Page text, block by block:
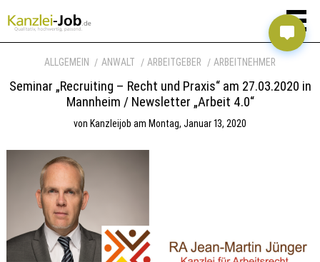
ALLGEMEIN ANWALT ARBEITGEBER ARBEITNEHMER
Seminar „Recruiting – Recht und Praxis“ am 27.03.2020 in
Mannheim / Newsletter „Arbeit 4.0“
von Kanzleijob am Montag, Januar 13, 2020